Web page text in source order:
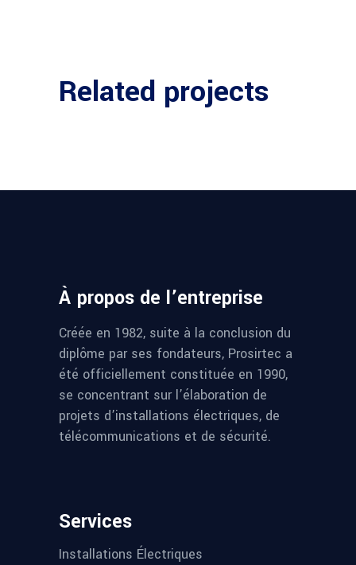
Related projects
À propos de l’entreprise
Créée en 1982, suite à la conclusion du
diplôme par ses fondateurs, Prosirtec a
été officiellement constituée en 1990,
se concentrant sur l’élaboration de
projets d’installations électriques, de
télécommunications et de sécurité.
Services
Installations Électriques